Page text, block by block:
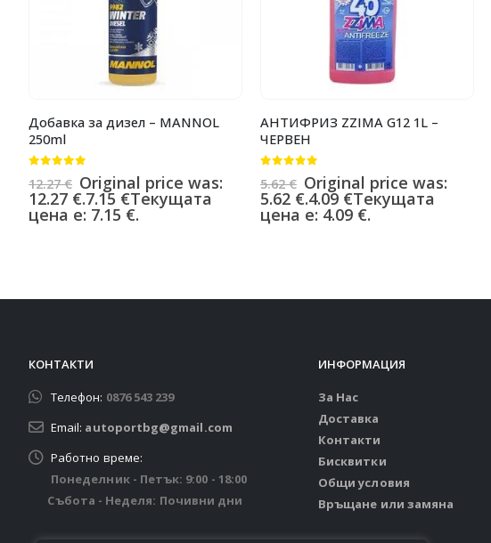
Добавка за дизел – MANNOL
250ml
12.27€ Original price was:
12.27 €.7.15 €Текущата
цена е: 7.15 €.
АНТИФРИЗ ZZIMA G12 1L –
ЧЕРВЕН
5.62€ Original price was:
5.62 €.4.09 €Текущата
цена е: 4.09 €.
КОНТАКТИ
Телефон: 0876 543 239
Email: autoportbg@gmail.com
Работно време:
Понеделник - Петък: 9:00 - 18:00
Събота - Неделя: Почивни дни
ИНФОРМАЦИЯ
За Нас
Доставка
Контакти
Бисквитки
Общи условия
Връщане или замяна